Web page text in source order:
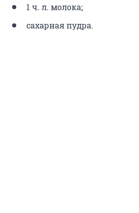
1 ч. л. молока;
сахарная пудра.